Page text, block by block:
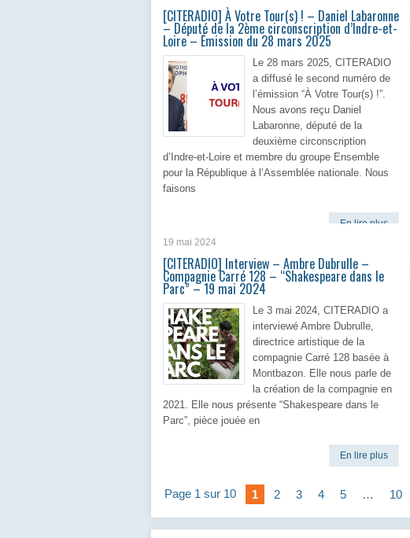
[CITERADIO] À Votre Tour(s) ! – Daniel Labaronne
– Député de la 2ème circonscription d’Indre-et-
Loire – Émission du 28 mars 2025
Le 28 mars 2025, CITERADIO
a diffusé le second numéro de
l’émission “À Votre Tour(s) !”.
Nous avons reçu Daniel
Labaronne, député de la
deuxième circonscription
d’Indre-et-Loire et membre du groupe Ensemble
pour la République à l’Assemblée nationale. Nous
faisons
En lire plus
19 mai 2024
[CITERADIO] Interview – Ambre Dubrulle –
Compagnie Carré 128 – “Shakespeare dans le
Parc” – 19 mai 2024
Le 3 mai 2024, CITERADIO a
interviewé Ambre Dubrulle,
directrice artistique de la
compagnie Carré 128 basée à
Montbazon. Elle nous parle de
la création de la compagnie en
2021. Elle nous présente “Shakespeare dans le
Parc”, pièce jouée en
En lire plus
Page 1 sur 10 1 2 3 4 5 … 10